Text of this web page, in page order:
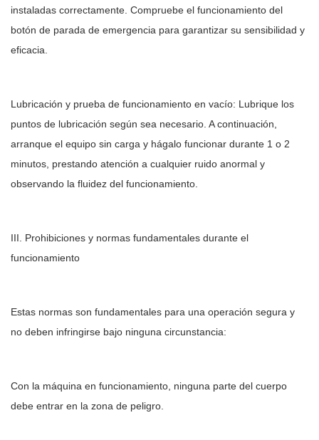
instaladas correctamente. Compruebe el funcionamiento del
botón de parada de emergencia para garantizar su sensibilidad y
eficacia.
Lubricación y prueba de funcionamiento en vacío: Lubrique los
puntos de lubricación según sea necesario. A continuación,
arranque el equipo sin carga y hágalo funcionar durante 1 o 2
minutos, prestando atención a cualquier ruido anormal y
observando la fluidez del funcionamiento.
III. Prohibiciones y normas fundamentales durante el
funcionamiento
Estas normas son fundamentales para una operación segura y
no deben infringirse bajo ninguna circunstancia:
Con la máquina en funcionamiento, ninguna parte del cuerpo
debe entrar en la zona de peligro.